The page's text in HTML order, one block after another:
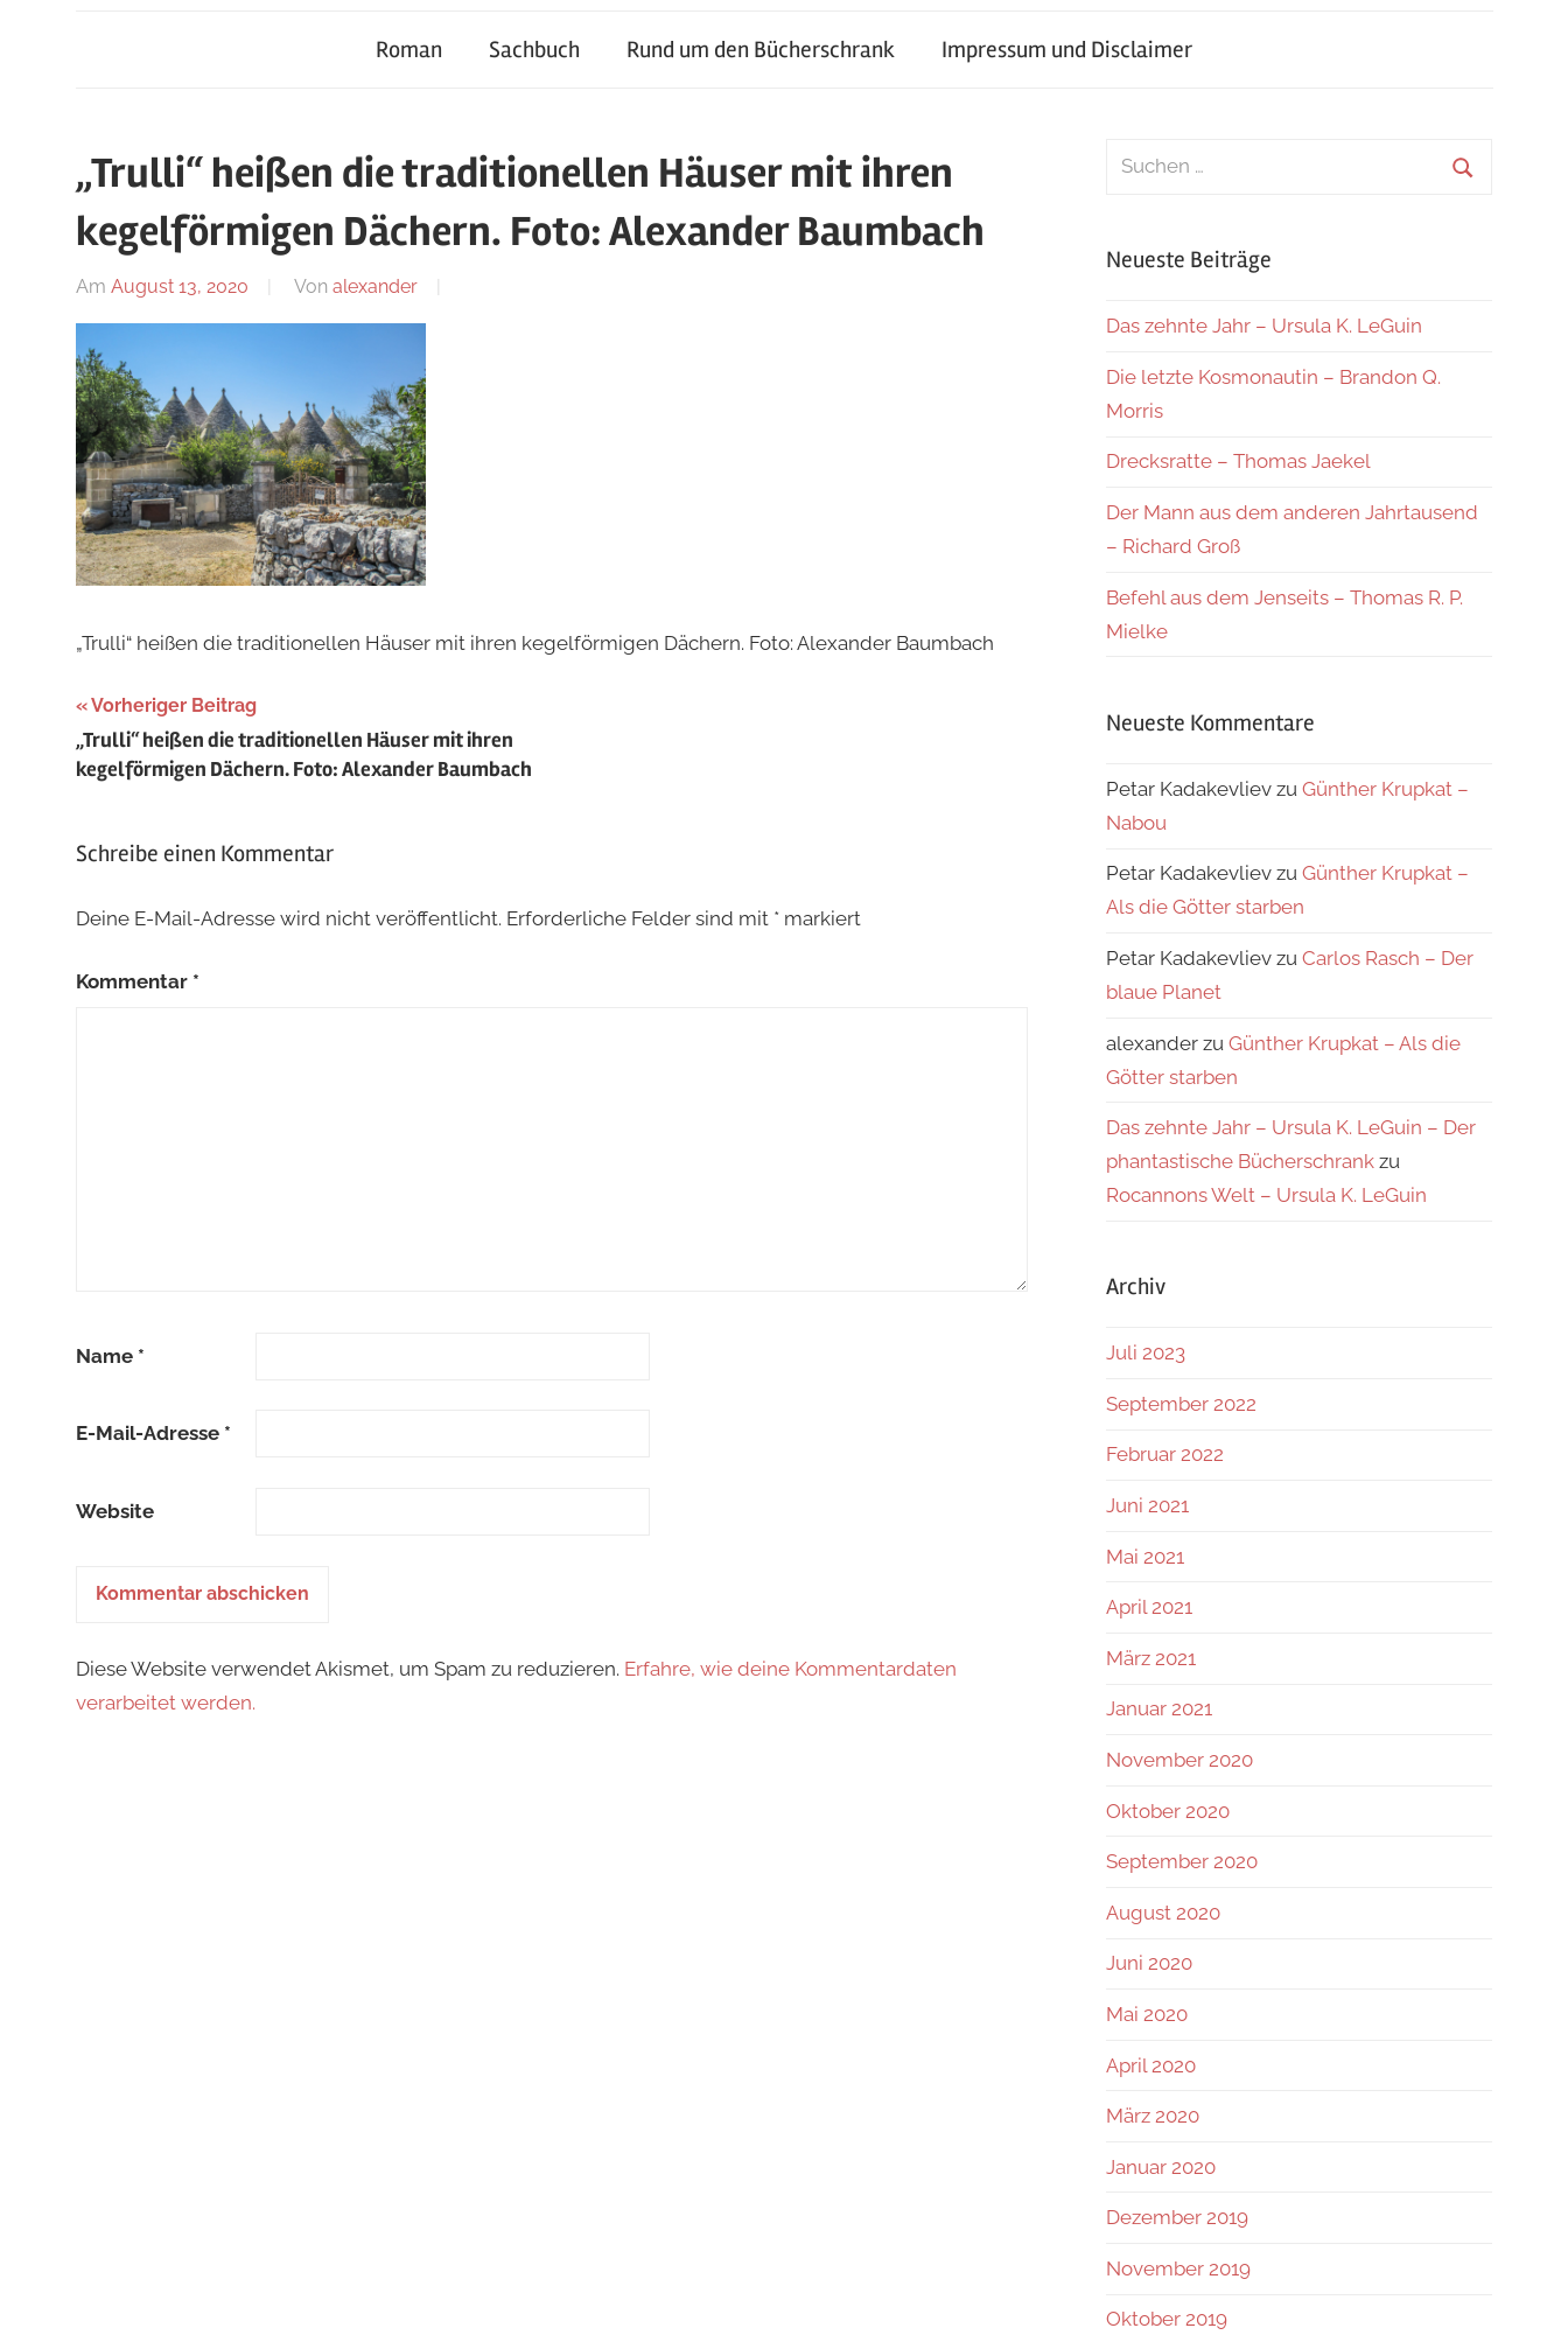
Roman Sachbuch Rund um den Bücherschrank Impressum und Disclaimer
„Trulli“ heißen die traditionellen Häuser mit ihren
kegelförmigen Dächern. Foto: Alexander Baumbach
Am August 13, 2020 Von alexander
„Trulli“ heißen die traditionellen Häuser mit ihren kegelförmigen Dächern. Foto: Alexander Baumbach
Beitragsnavigation
Vorheriger Beitrag
„Trulli“ heißen die traditionellen Häuser mit ihren
kegelförmigen Dächern. Foto: Alexander Baumbach
Schreibe einen Kommentar
Deine E-Mail-Adresse wird nicht veröffentlicht. Erforderliche Felder sind mit *markiert
Kommentar *
Name *
E-Mail-Adresse *
Website
Diese Website verwendet Akismet, um Spam zu reduzieren. Erfahre, wie deine Kommentardaten
verarbeitet werden.
Suchen
Neueste Beiträge
Das zehnte Jahr – Ursula K. LeGuin
Die letzte Kosmonautin – Brandon Q.
Morris
Drecksratte – Thomas Jaekel
Der Mann aus dem anderen Jahrtausend
– Richard Groß
Befehl aus dem Jenseits – Thomas R. P.
Mielke
Neueste Kommentare
Petar Kadakevliev zu Günther Krupkat –
Nabou
Petar Kadakevliev zu Günther Krupkat –
Als die Götter starben
Petar Kadakevliev zu Carlos Rasch – Der
blaue Planet
alexander zu Günther Krupkat – Als die
Götter starben
Das zehnte Jahr – Ursula K. LeGuin – Der
phantastische Bücherschrank zu
Rocannons Welt – Ursula K. LeGuin
Archiv
Juli 2023
September 2022
Februar 2022
Juni 2021
Mai 2021
April 2021
März 2021
Januar 2021
November 2020
Oktober 2020
September 2020
August 2020
Juni 2020
Mai 2020
April 2020
März 2020
Januar 2020
Dezember 2019
November 2019
Oktober 2019